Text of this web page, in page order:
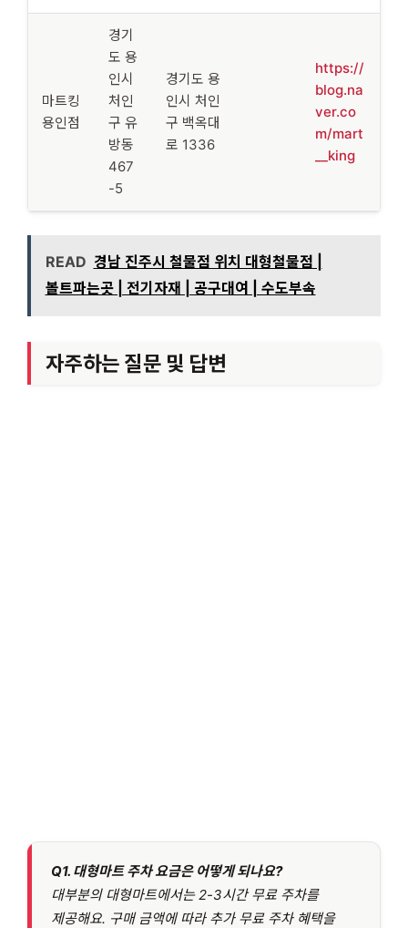
마트킹
용인점
경기
도 용
인시
처인
구 유
방동
467
-5
경기도 용
인시 처인
구 백옥대
로 1336
https://
blog.na
ver.co
m/mart
__king
READ 경남 진주시 철물점 위치 대형철물점 |
볼트파는곳 | 전기자재 | 공구대여 | 수도부속
자주하는 질문 및 답변
Q1. 대형마트 주차 요금은 어떻게 되나요?
대부분의 대형마트에서는 2-3시간 무료 주차를
제공해요. 구매 금액에 따라 추가 무료 주차 혜택을